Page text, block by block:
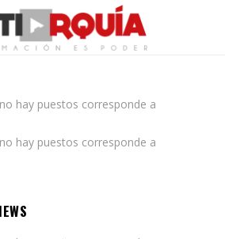
hay puestos corresponde a
hay puestos corresponde a